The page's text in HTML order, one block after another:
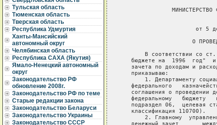
Тульская область
Тюменская область
Тверская область
Республика Удмуртия
Ханты-Мансийский
автономный округ
Челябинская область
Республика САХА (Якутия)
Ямало-Ненецкий автономный
округ
Законодательство РФ
обновление 2008г.
Законодательство РФ по теме
Старые редакции закона
Законодательство Беларуси
Законодательство Украины
Законодательство СССР
МИНИСТЕРСТВО
от 5
О
В соответствии со
бюджете на  1996  год"
зачета по доходам и
   приказываю:
1. Департаменту
федерального
соглашения о проведении
федеральному   бюджету
подраздел 06,  целевая
   классификация 110700).
2. Главному
денежный зачет